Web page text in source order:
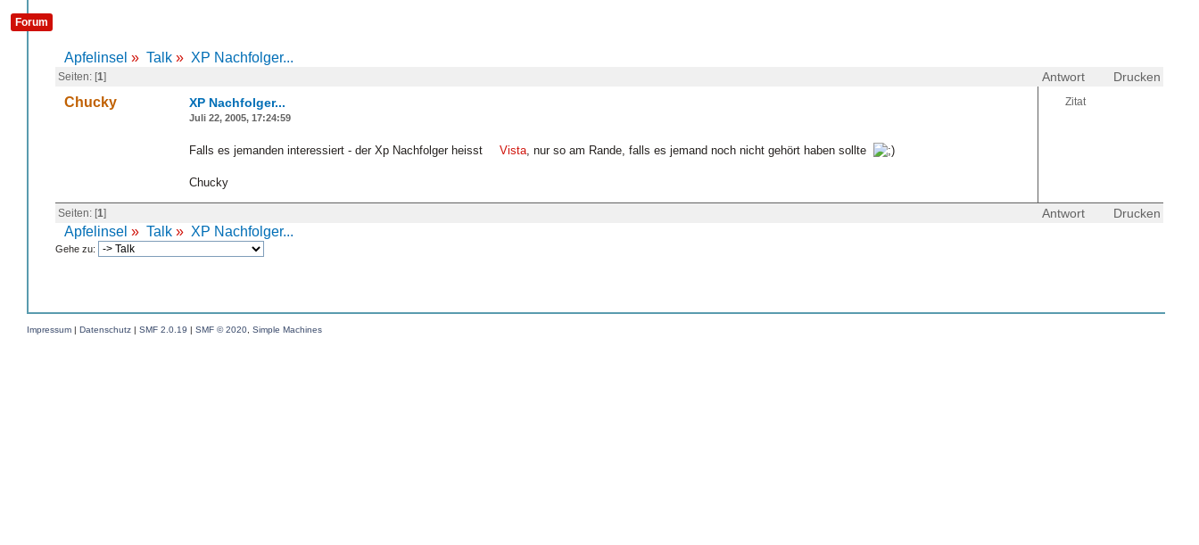
Forum
Apfelinsel » Talk » XP Nachfolger...
Antwort Drucken
Seiten: [1]
Chucky Zitat
XP Nachfolger...
Juli 22, 2005, 17:24:59
Falls es jemanden interessiert - der Xp Nachfolger heisst Vista , nur so am Rande, falls es jemand noch nicht gehört haben sollte
Chucky
Antwort Drucken
Seiten: [1]
Apfelinsel » Talk » XP Nachfolger...
Gehe zu:
Impressum Datenschutz SMF 2.0.19 SMF © 2020, Simple Machines